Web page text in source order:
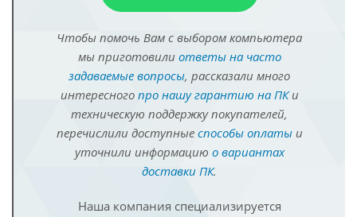
Чтобы помочь Вам с выбором компьютера
мы приготовили ответы на часто
задаваемые вопросы, рассказали много
интересного про нашу гарантию на ПКи
техническую поддержку покупателей,
перечислили доступные способы оплатыи
уточнили информацию о вариантах
доставки ПК.
Наша компания специализируется